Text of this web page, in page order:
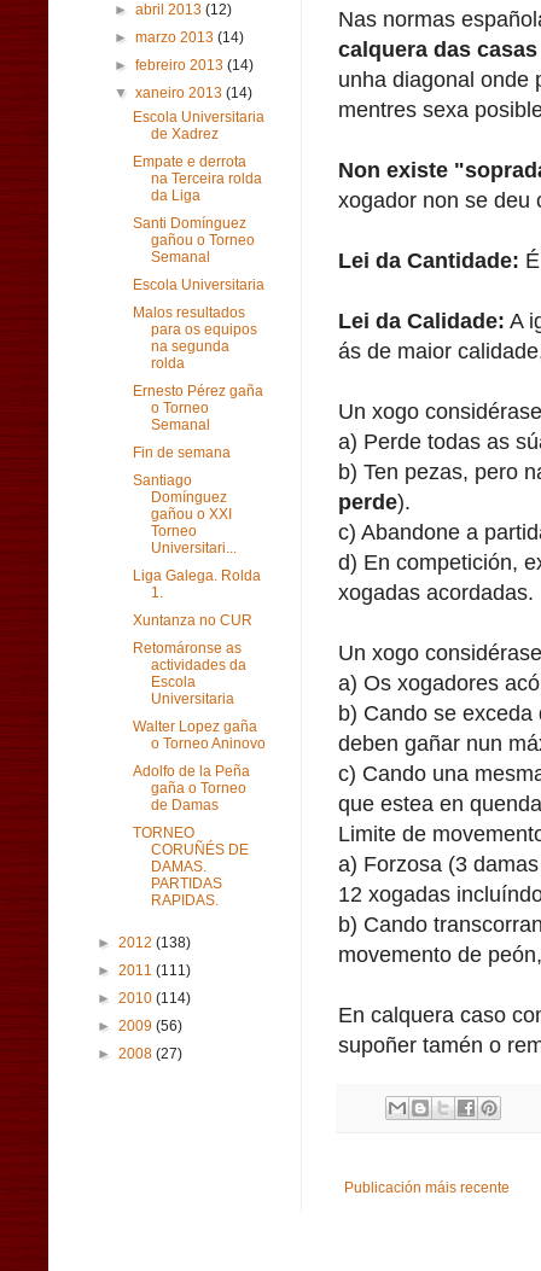
Nas normas
calquera das
unha diagonal onde
mentres sexa
Non existe
xogador non se deu
Lei da Cantidade:
Lei da Calidade: A
ás de maior
Un xogo
a) Perde todas as
b) Ten pezas, pero
perde).
c) Abandone a
d) En competición,
xogadas acordadas.
Un xogo
a) Os xogadores
b) Cando se
deben gañar nun
c) Cando una
que estea en
Limite de
a) Forzosa (3
12 xogadas
b) Cando
movemento de
En calquera caso
supoñer tamén o
Publicación máis recente
►abril 2013(12)
►marzo 2013(14)
►febreiro 2013(14)
▼xaneiro 2013(14)
Escola Universitaria
de Xadrez
Empate e derrota
na Terceira rolda
da Liga
Santi Domínguez
gañou o Torneo
Semanal
Escola Universitaria
Malos resultados
para os equipos
na segunda
rolda
Ernesto Pérez gaña
o Torneo
Semanal
Fin de semana
Santiago
Domínguez
gañou o XXI
Torneo
Universitari...
Liga Galega. Rolda
1.
Xuntanza no CUR
Retomáronse as
actividades da
Escola
Universitaria
Walter Lopez gaña
o Torneo Aninovo
Adolfo de la Peña
gaña o Torneo
de Damas
TORNEO
CORUÑÉS DE
DAMAS.
PARTIDAS
RAPIDAS.
► 2012 (138)
► 2011 (111)
► 2010 (114)
► 2009 (56)
► 2008 (27)